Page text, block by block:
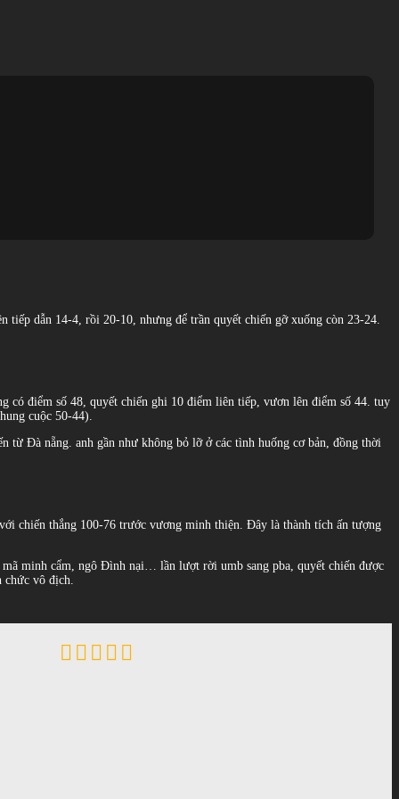
dẫn 14-4, rồi 20-10, nhưng để trần quyết chiến gỡ xuống còn 23-24.
có điểm số 48, quyết chiến ghi 10 điểm liên tiếp, vươn lên điểm số 44. tuy
cuộc 50-44).
từ Đà nẵng. anh gần như không bỏ lỡ ở các tình huống cơ bản, đồng thời
chiến thắng 100-76 trước vương minh thiện. Đây là thành tích ấn tượng
minh cẩm, ngô Đình nại… lần lượt rời umb sang pba, quyết chiến được
vô địch.